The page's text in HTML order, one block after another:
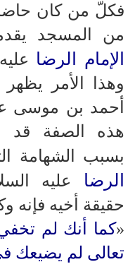
فكلّ من كان
من المسجد
الإمام الرضا
وهذا الأمر
أحمد بن موسى
هذه الصفة قد
بسبب الشهامة
الرضا عليه
حقيقة أخيه فإنه
«كما أنك لم
تعالى لم يضيعك